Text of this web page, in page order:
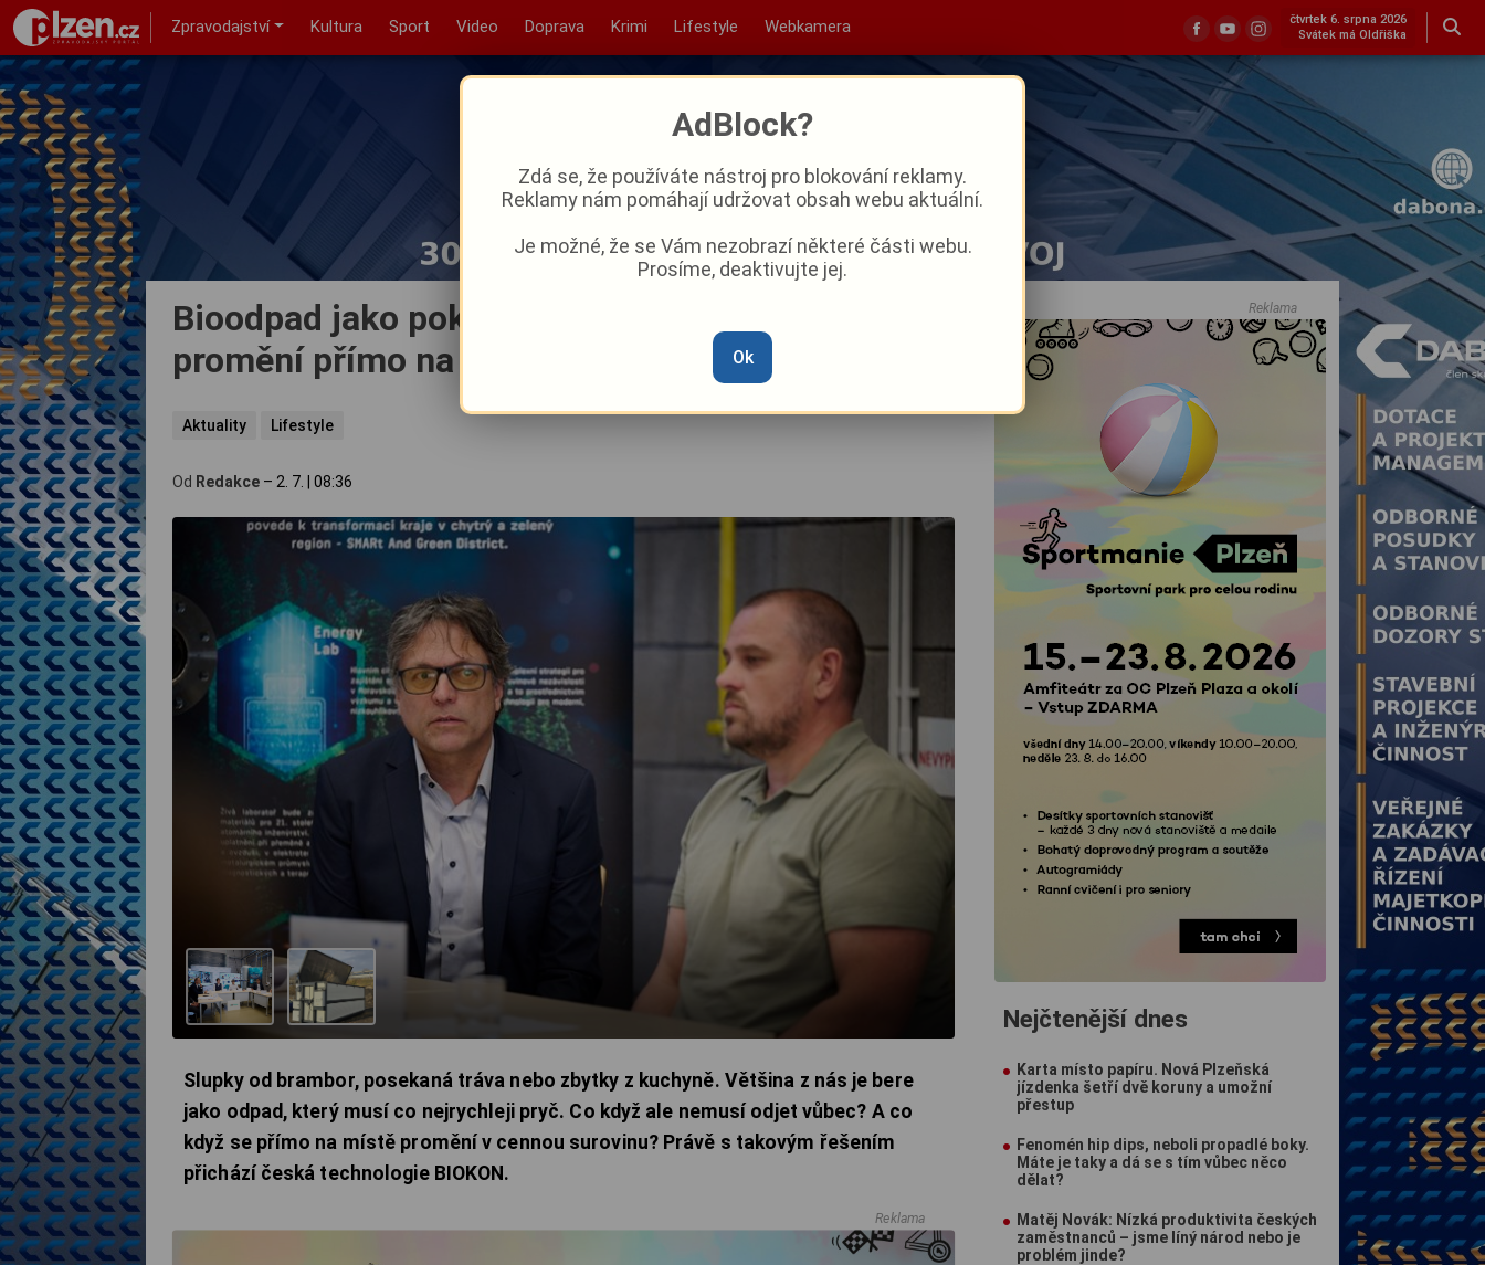
Zpravodajství Kultura Sport Video Doprava Krimi Lifestyle Webkamera
čtvrtek 6. srpna 2026
Svátek má Oldřiška
Bioodpad jako poklad? Česká technologie ho
promění přímo na místě
Aktuality Lifestyle
Od Redakce – 2. 7. 08:36
Slupky od brambor, posekaná tráva nebo zbytky z kuchyně. Většina z nás je bere
jako odpad, který musí co nejrychleji pryč. Co když ale nemusí odjet vůbec? A co
když se přímo na místě promění v cennou surovinu? Právě s takovým řešením
přichází česká technologie BIOKON.
Reklama
Reklama
Nejčtenější dnes
Karta místo papíru. Nová Plzeňská
jízdenka šetří dvě koruny a umožní
přestup
Fenomén hip dips, neboli propadlé boky.
Máte je taky a dá se s tím vůbec něco
dělat?
Matěj Novák: Nízká produktivita českých
zaměstnanců – jsme líný národ nebo je
problém jinde?
AdBlock?
Zdá se, že používáte nástroj pro blokování reklamy.
Reklamy nám pomáhají udržovat obsah webu aktuální.
Je možné, že se Vám nezobrazí některé části webu.
Prosíme, deaktivujte jej.
Ok